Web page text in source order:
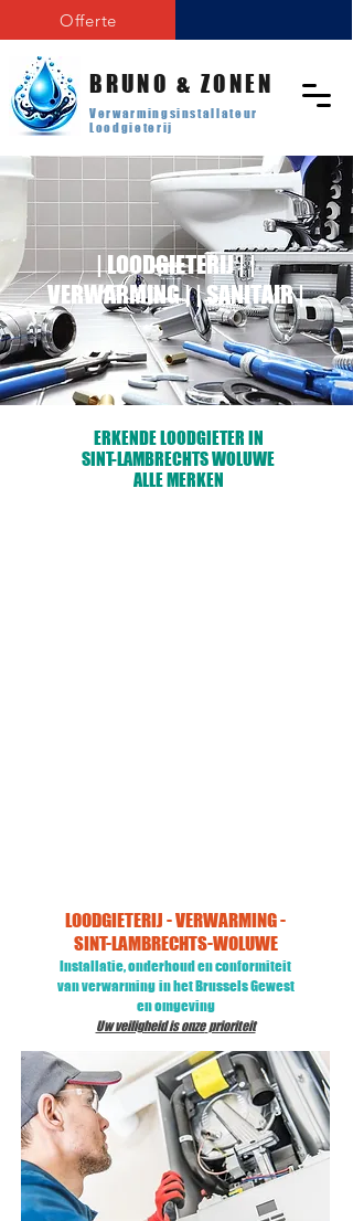
Offerte
BRUNO & ZONEN
Verwarmingsinstallateur
Loodgieterij
| LOODGIETERIJ | |
VERWARMING | | SANITAIR |
ERKENDE LOODGIETER IN
SINT-LAMBRECHTS WOLUWE
ALLE MERKEN
LOODGIETERIJ - VERWARMING -
SINT-LAMBRECHTS-WOLUWE
Installatie, onderhoud en conformiteit
van verwarming in het Brussels Gewest
en omgeving
Uw veiligheid is onze prioriteit